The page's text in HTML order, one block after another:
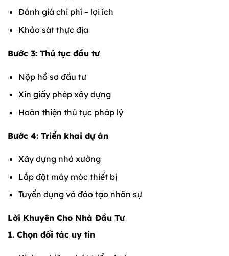
Đánh giá chi phí – lợi ích
Khảo sát thực địa
Bước 3: Thủ tục đầu tư
Nộp hồ sơ đầu tư
Xin giấy phép xây dựng
Hoàn thiện thủ tục pháp lý
Bước 4: Triển khai dự án
Xây dựng nhà xưởng
Lắp đặt máy móc thiết bị
Tuyển dụng và đào tạo nhân sự
Lời Khuyên Cho Nhà Đầu Tư
1. Chọn đối tác uy tín